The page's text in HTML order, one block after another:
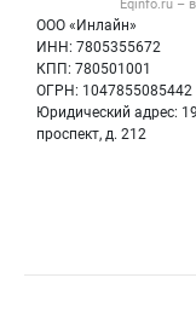
Eqinfo.ru –
ООО «Инлайн»
ИНН: 7805355672
КПП: 780501001
ОГРН: 1047855085442
Юридический адрес:
проспект, д. 212
Политика